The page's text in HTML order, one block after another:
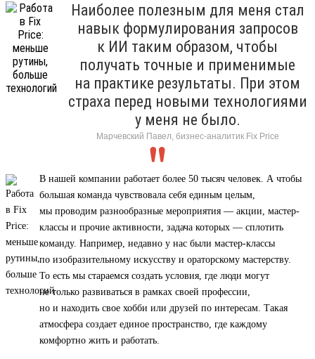
Наиболее полезным для меня стал
навык формулирования запросов
к ИИ таким образом, чтобы
получать точные и применимые
на практике результаты. При этом
страха перед новыми технологиями
у меня не было.
Марчевский Павел, бизнес-аналитик Fix Price
В нашей компании работает более 50 тысяч человек. А чтобы
большая команда чувствовала себя единым целым,
мы проводим разнообразные мероприятия — акции, мастер-
классы и прочие активности, задача которых — сплотить
команду. Например, недавно у нас были мастер-классы
по изобразительному искусству и ораторскому мастерству.
То есть мы стараемся создать условия, где люди могут
не только развиваться в рамках своей профессии,
но и находить свое хобби или друзей по интересам. Такая
атмосфера создает единое пространство, где каждому
комфортно жить и работать.